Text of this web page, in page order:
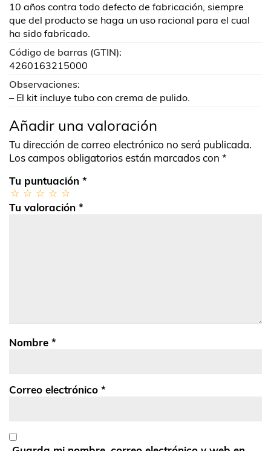
10 años contra todo defecto de fabricación, siempre
que del producto se haga un uso racional para el cual
ha sido fabricado.
Código de barras (GTIN):
4260163215000
Observaciones:
– El kit incluye tubo con crema de pulido.
Añadir una valoración
Tu dirección de correo electrónico no será publicada.
Los campos obligatorios están marcados con *
Tu puntuación *
Tu valoración *
Nombre *
Correo electrónico *